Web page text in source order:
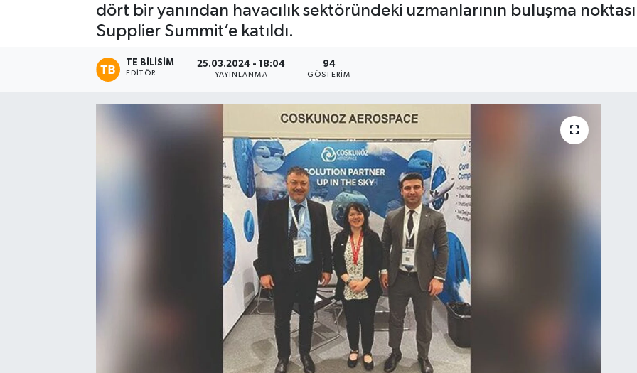
dört bir yanından havacılık sektöründeki uzmanlarının buluşma
Supplier Summit’e katıldı.
TE BILISIM
EDITÖR
25.03.2024 - 18:04
YAYINLANMA
94
GÖSTERIM